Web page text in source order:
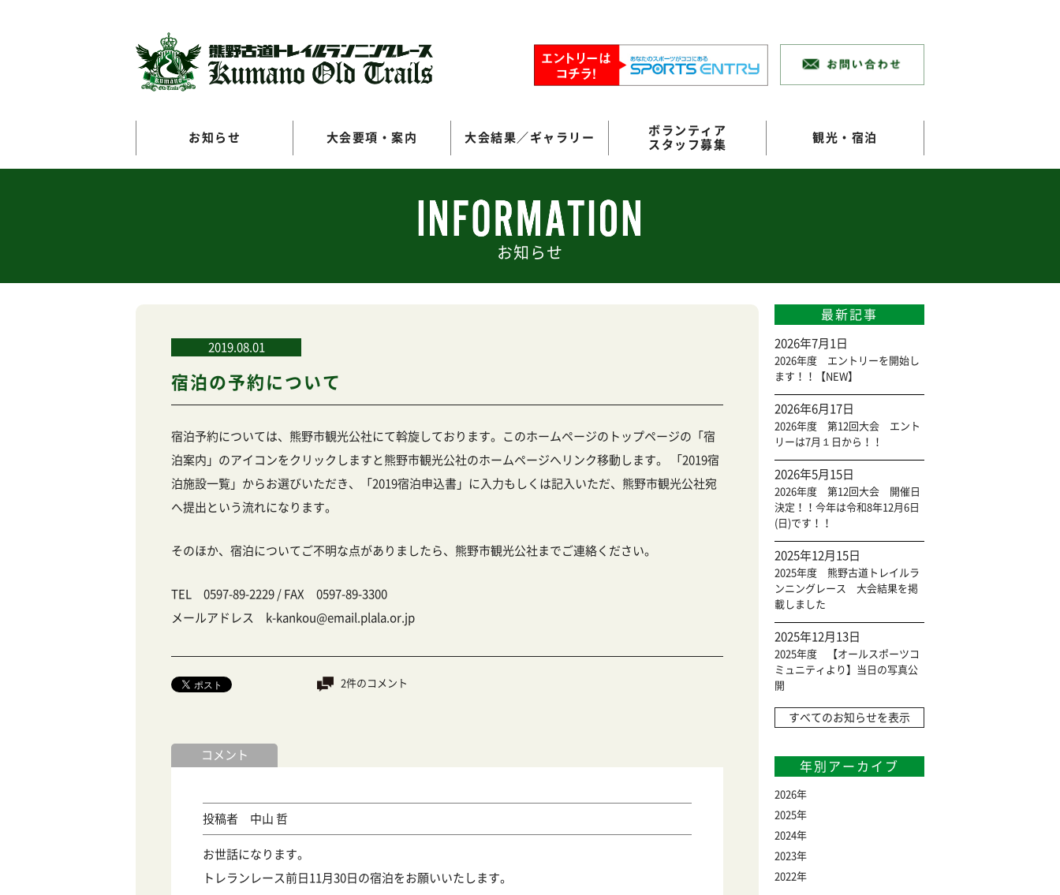
お知らせ 大会要項・案内 大会結果／ギャラリー
ボランティア
スタッフ募集
観光・宿泊
お知らせ
2019.08.01
宿泊の予約について
宿泊予約については、熊野市観光公社にて斡旋しております。このホームページのトップページの「宿
泊案内」のアイコンをクリックしますと熊野市観光公社のホームページへリンク移動します。 「2019宿
泊施設一覧」からお選びいただき、「2019宿泊申込書」に入力もしくは記入いただ、熊野市観光公社宛
へ提出という流れになります。
そのほか、宿泊についてご不明な点がありましたら、熊野市観光公社までご連絡ください。
TEL 0597-89-2229 / FAX 0597-89-3300
メールアドレス k-kankou@email.plala.or.jp
2件のコメント
コメント
中山 哲
お世話になります。
トレランレース前日11月30日の宿泊をお願いいたします。
最新記事
2026年度 エントリーを開始し
ます！！【NEW】
2026年7月1日
2026年度 第12回大会 エント
リーは7月１日から！！
2026年6月17日
2026年度 第12回大会 開催日
決定！！今年は令和8年12月6日
(日)です！！
2026年5月15日
2025年度 熊野古道トレイルラ
ンニングレース 大会結果を掲
載しました
2025年12月15日
2025年度 【オールスポーツコ
ミュニティより】当日の写真公
開
2025年12月13日
すべてのお知らせを表示
年別アーカイブ
2026
2025
2024
2023
2022